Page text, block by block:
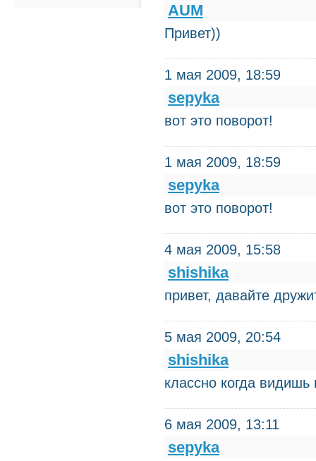
AUM
Привет))
1 мая 2009, 18:59
sepyka
вот это поворот!
1 мая 2009, 18:59
sepyka
вот это поворот!
4 мая 2009, 15:58
shishika
привет, давайте
5 мая 2009, 20:54
shishika
классно когда видишь
6 мая 2009, 13:11
sepyka